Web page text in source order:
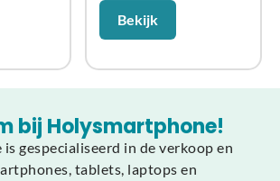
Bekijk
bij Holysmartphone!
gespecialiseerd in de verkoop en
tablets, laptops en